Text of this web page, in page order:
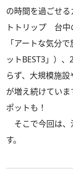
の時間を過ごせる
トトリップ 台中
「アートな気分
ットBEST3」 ） 、
らず、大規模施
が増え続けてい
ポットも！
そこで今回は、
す。